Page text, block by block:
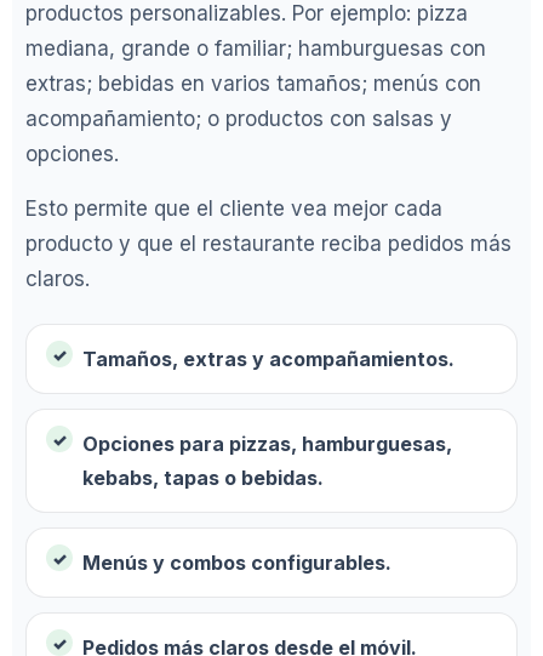
productos personalizables. Por ejemplo: pizza
mediana, grande o familiar; hamburguesas con
extras; bebidas en varios tamaños; menús con
acompañamiento; o productos con salsas y
opciones.
Esto permite que el cliente vea mejor cada
producto y que el restaurante reciba pedidos más
claros.
Tamaños, extras y acompañamientos.
Opciones para pizzas, hamburguesas,
kebabs, tapas o bebidas.
Menús y combos configurables.
Pedidos más claros desde el móvil.